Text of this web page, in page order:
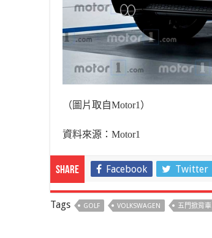
（圖片取自Motor1 ）
資料來源： Motor1
Share Facebook Twitter
Tags GOLF VOLKSWAGEN 五門掀背車